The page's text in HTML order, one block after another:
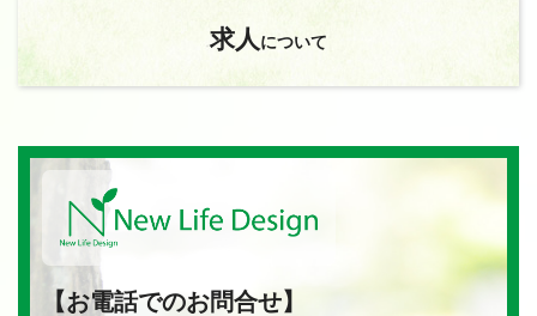
求人 について
【お電話でのお問合せ】